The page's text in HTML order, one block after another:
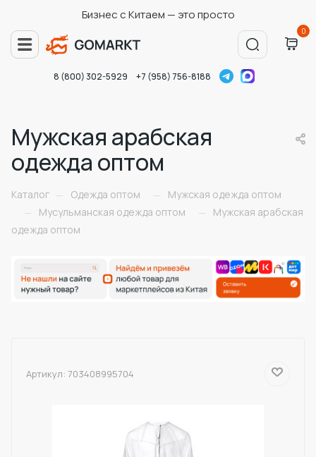
Бизнес с Китаем — это просто
0
8 (800) 302-5929 +7 (958) 756-8188
Мужская арабская
одежда оптом
Каталог — Одежда оптом —
Мужская одежда оптом
—
Мусульманская одежда оптом —
Мужская арабская
одежда оптом
Артикул: 703408995704